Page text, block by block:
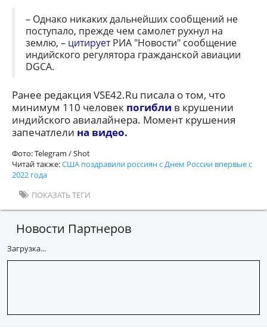
– Однако никаких дальнейших сообщений не
поступало, прежде чем самолет рухнул на
землю, – цитируетРИА "Новости" сообщение
индийского регулятора гражданской авиации
DGCA.
Ранее редакция VSE42.Ru писала о том, что
минимум 110 человек погибли в крушении
индийского авиалайнера. Момент крушения
запечатлели на видео.
Фото: Telegram / Shot
Читай также:США поздравили россиян с Днем России впервые с
2022 года
ПОКАЗАТЬ ТЕГИ
Новости Партнеров
Загрузка...